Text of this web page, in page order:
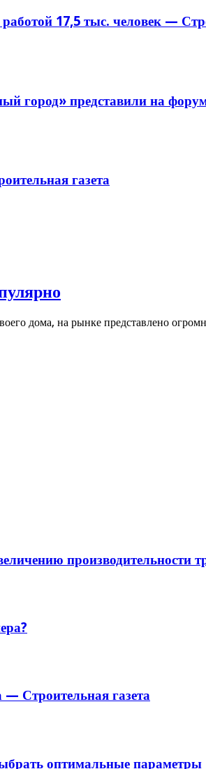
17,5 тыс. человек —
город» представили на
газета
дома, на рынке представлено
производительности
— Строительная газета
оптимальные параметры